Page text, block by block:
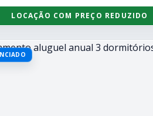
LOCAÇÃO COM PREÇO REDUZIDO